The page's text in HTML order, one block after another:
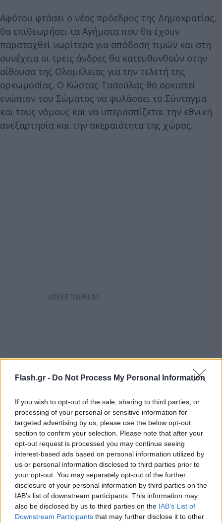
Flash.gr - Do Not Process My Personal Information
If you wish to opt-out of the sale, sharing to third parties, or
processing of your personal or sensitive information for
targeted advertising by us, please use the below opt-out
section to confirm your selection. Please note that after your
opt-out request is processed you may continue seeing
interest-based ads based on personal information utilized by
us or personal information disclosed to third parties prior to
your opt-out. You may separately opt-out of the further
disclosure of your personal information by third parties on the
IAB’s list of downstream participants. This information may
also be disclosed by us to third parties on the IAB’s List of
Downstream Participants that may further disclose it to other
Αφότου φτάσει ο νέος πρόεδρος της Δημοκρατίας,
θα επιθεωρήσει τα Αγήματα που θα έχουν
παραταχθεί νωρίτερα για απόδοση τιμών και στη
συνέχεια οι τρεις άνδρες θα κατευθυνθούν στην
αίθουσα της Ολομέλειας για την τελετή της
ορκωμοσίας. Ο Κώστας Τασούλας θα ορκιστεί
ενώπιον του Σώματος να φυλάσσει το Σύνταγμα
και τους νόμους και να υπερασπίζεται την εθνική
ανεξαρτησία και την ακεραιότητα της χώρας.
Αμέσως μετά από το πέρας της ορκωμοσίας και της
υπογραφής Πρωτοκόλλου, υπουργοί, βουλευτές,
επίσημοι και στη συνέχεια και οι Κυριάκος
Μητσοτάκης και Νικήτας Κακλαμάνης θα